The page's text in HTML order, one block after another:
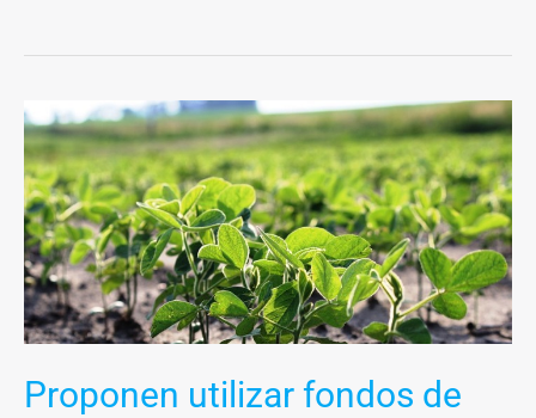
Proponen utilizar fondos de
Proponen
utilizar
fondos
de
retenciones
a
la
soja
equipar